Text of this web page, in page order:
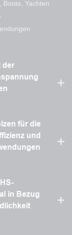
Boote, Yachten
der
für die
und
in Bezug